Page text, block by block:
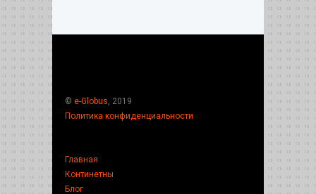
© e-Globus , 2019
Политика конфиденциальности
Главная
Континетны
Блог